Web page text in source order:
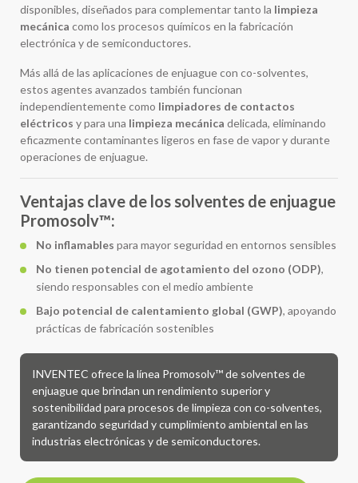
disponibles, diseñados para complementar tanto la limpieza
mecánica como los procesos químicos en la fabricación
electrónica y de semiconductores.
Más allá de las aplicaciones de enjuague con co-solventes,
estos agentes avanzados también funcionan
independientemente como limpiadores de contactos
eléctricos y para una limpieza mecánica delicada, eliminando
eficazmente contaminantes ligeros en fase de vapor y durante
operaciones de enjuague.
Ventajas clave de los solventes de enjuague
Promosolv™:
No inflamables para mayor seguridad en entornos sensibles
No tienen potencial de agotamiento del ozono (ODP),
siendo responsables con el medio ambiente
Bajo potencial de calentamiento global (GWP), apoyando
prácticas de fabricación sostenibles
INVENTEC ofrece la línea Promosolv™ de solventes de
enjuague que brindan un rendimiento superior y
sostenibilidad para procesos de limpieza con co-solventes,
garantizando seguridad y cumplimiento ambiental en las
industrias electrónicas y de semiconductores.